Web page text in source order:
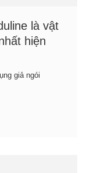
là vật
hiện
giả ngói